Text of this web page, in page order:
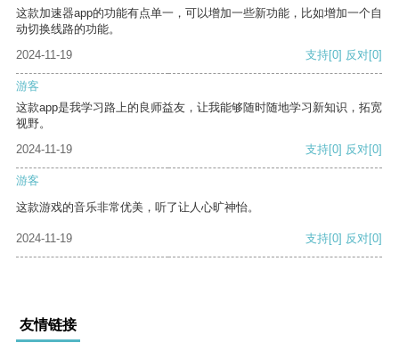
这款加速器app的功能有点单一，可以增加一些新功能，比如增加一个自
动切换线路的功能。
2024-11-19
支持[0] 反对[0]
游客
这款app是我学习路上的良师益友，让我能够随时随地学习新知识，拓宽
视野。
2024-11-19
支持[0] 反对[0]
游客
这款游戏的音乐非常优美，听了让人心旷神怡。
2024-11-19 支持[0] 反对[0]
友情链接